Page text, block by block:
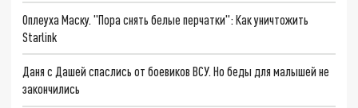
Оплеуха Маску. "Пора снять белые перчатки": Как уничтожить
Starlink
Даня с Дашей спаслись от боевиков ВСУ. Но беды для малышей не
закончились